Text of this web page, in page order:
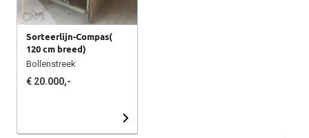
Sorteerlijn-Compas(
120 cm breed)
Bollenstreek
€ 20.000,-